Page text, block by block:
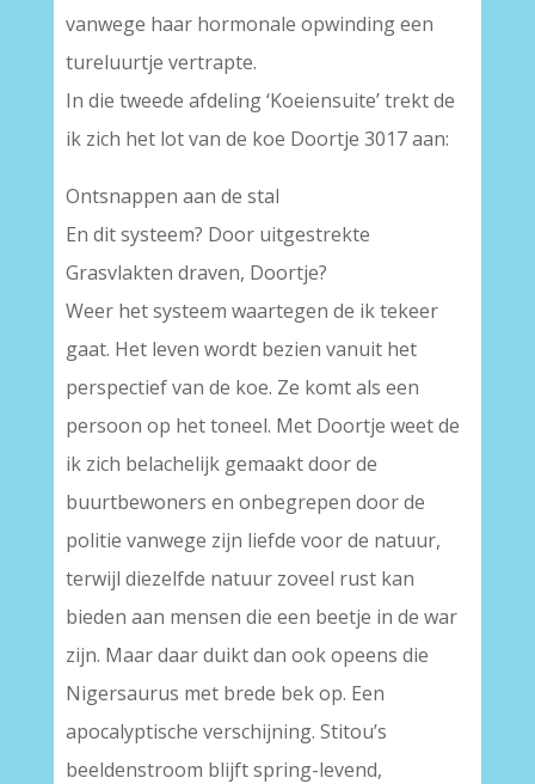
vanwege haar hormonale opwinding een
tureluurtje vertrapte.
In die tweede afdeling ‘Koeiensuite’ trekt de
ik zich het lot van de koe Doortje 3017 aan:
Ontsnappen aan de stal
En dit systeem? Door uitgestrekte
Grasvlakten draven, Doortje?
Weer het systeem waartegen de ik tekeer
gaat. Het leven wordt bezien vanuit het
perspectief van de koe. Ze komt als een
persoon op het toneel. Met Doortje weet de
ik zich belachelijk gemaakt door de
buurtbewoners en onbegrepen door de
politie vanwege zijn liefde voor de natuur,
terwijl diezelfde natuur zoveel rust kan
bieden aan mensen die een beetje in de war
zijn. Maar daar duikt dan ook opeens die
Nigersaurus met brede bek op. Een
apocalyptische verschijning. Stitou’s
beeldenstroom blijft spring-levend,